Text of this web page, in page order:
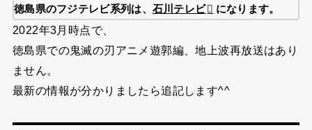
徳島県のフジテレビ系列は、 石川テレビ になります。
2022年3月時点で、
徳島県での鬼滅の刃アニメ遊郭編、地上波再放送はあり
ません。
最新の情報が分かりましたら追記します^^